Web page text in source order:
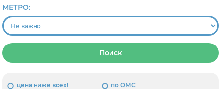
МЕТРО:
Поиск
цена ниже всех!
по ОМС